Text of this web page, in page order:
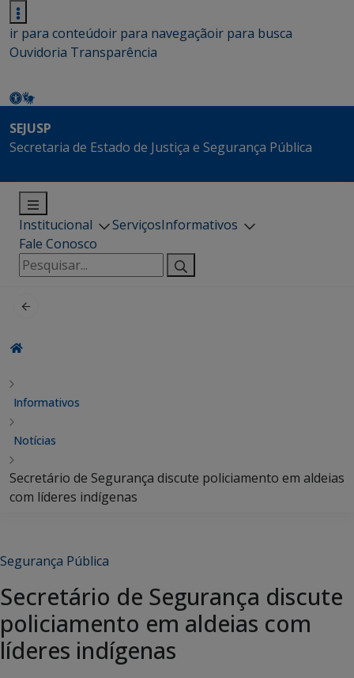
ir para conteúdoir para navegaçãoir para busca
Ouvidoria Transparência
SEJUSP
Secretaria de Estado de Justiça e Segurança Pública
Institucional ServiçosInformativos
Fale Conosco
Pesquisar
por:
Informativos
Notícias
Secretário de Segurança discute policiamento em aldeias
com líderes indígenas
Segurança Pública
Secretário de Segurança discute
policiamento em aldeias com
líderes indígenas